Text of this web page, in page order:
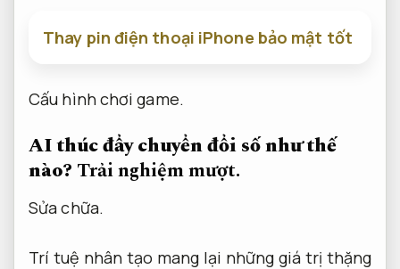
Thay pin điện thoại iPhone bảo mật tốt
Cấu hình chơi game.
AI thúc đẩy chuyển đổi số như thế
nào? Trải nghiệm mượt.
Sửa chữa.
Trí tuệ nhân tạo mang lại những giá trị thặng